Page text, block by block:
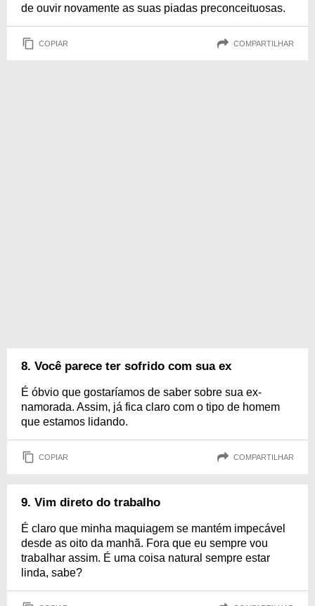
de ouvir novamente as suas piadas preconceituosas.
COPIAR COMPARTILHAR
8. Você parece ter sofrido com sua ex
É óbvio que gostaríamos de saber sobre sua ex-
namorada. Assim, já fica claro com o tipo de homem
que estamos lidando.
COPIAR COMPARTILHAR
9. Vim direto do trabalho
É claro que minha maquiagem se mantém impecável
desde as oito da manhã. Fora que eu sempre vou
trabalhar assim. É uma coisa natural sempre estar
linda, sabe?